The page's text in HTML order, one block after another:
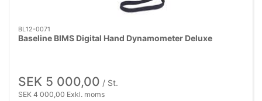
BL12-0071
Baseline BIMS Digital Hand Dynamometer Deluxe
SEK 5 000,00 / St.
SEK 4 000,00 Exkl. moms